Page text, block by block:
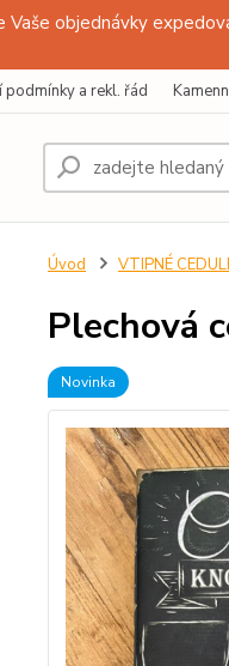
Vaše objednávky
podmínky a rekl. řád
Úvod VTIPNÉ
Plechová
Novinka